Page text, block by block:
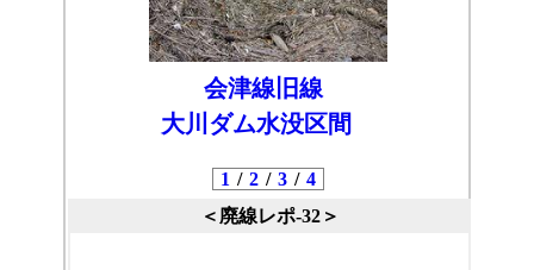
会津線旧線
大川ダム水没区間
1 / 2 / 3 / 4
＜廃線レポ-32＞